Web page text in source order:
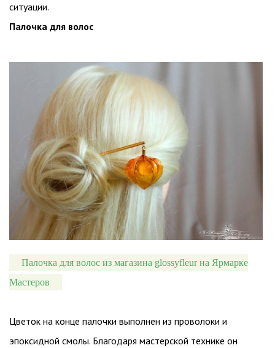
ситуации.
Палочка для волос
Палочка для волос из магазина glossyfleur на Ярмарке
Мастеров
Цветок на конце палочки выполнен из проволоки и
эпоксидной смолы. Благодаря мастерской технике он